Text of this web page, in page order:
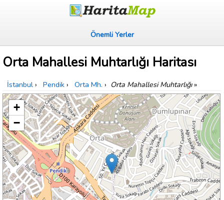
Önemli Yerler
Orta Mahallesi Muhtarlığı Haritası
İstanbul › Pendik › Orta Mh. › Orta Mahallesi Muhtarlığı»
+
−